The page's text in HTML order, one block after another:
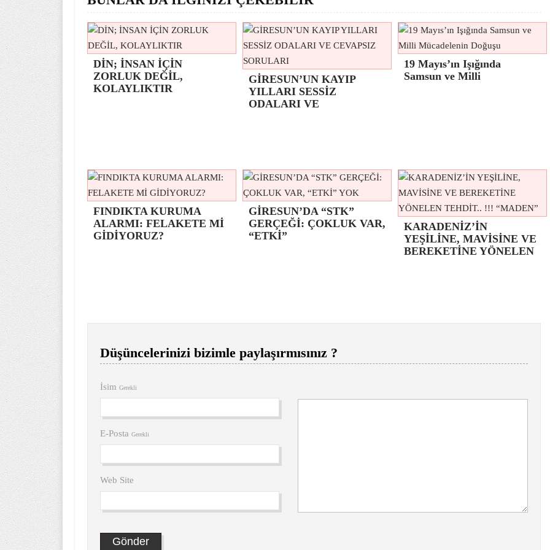
DİN; İNSAN İÇİN
ZORLUK DEĞİL,
KOLAYLIKTIR
GİRESUN’UN KAYIP
YILLARI SESSİZ
ODALARI VE
19 Mayıs’ın Işığında
Samsun ve Milli
FINDIKTA KURUMA
ALARMI: FELAKETE Mİ
GİDİYORUZ?
GİRESUN’DA “STK”
GERÇEĞİ: ÇOKLUK VAR,
“ETKİ”
KARADENİZ’İN
YEŞİLİNE, MAVİSİNE VE
BEREKETİNE YÖNELEN
Düşüncelerinizi bizimle paylaşırmısınız ?
İsim Gerekli
E-Posta Gerekli
Web Site